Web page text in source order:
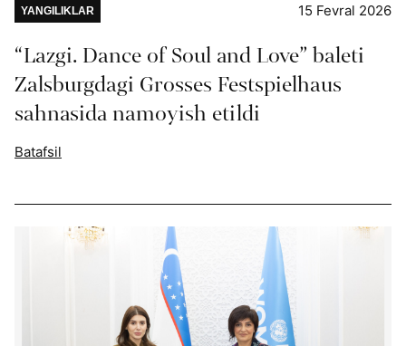
YANGILIKLAR 15 Fevral 2026
“Lazgi. Dance of Soul and Love” baleti
Zalsburgdagi Grosses Festspielhaus
sahnasida namoyish etildi
Batafsil